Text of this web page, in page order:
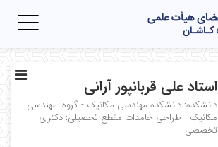
استاد علی قربانپور آرانی
دانشکده: دانشکده مهندسی مکانیک - گروه: مهندسی
مکانیک - طراحی جامدات مقطع تحصیلی: دکترای
تخصصی |